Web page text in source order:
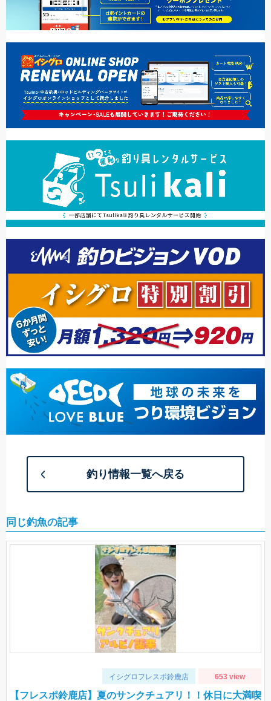
釣り情報一覧へ戻る
同じ釣魚の記事
イシグロフレスポ鈴鹿店 653 view
【フレスポ鈴鹿店】夏のサンクチュアリ！！休日に大満喫